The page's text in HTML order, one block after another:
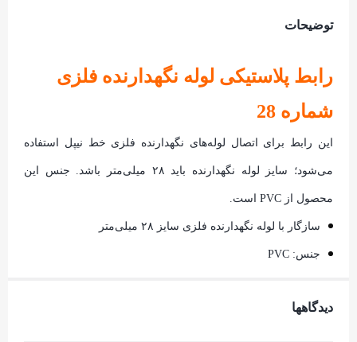
توضیحات
رابط پلاستیکی لوله نگهدارنده فلزی
شماره 28
این رابط برای اتصال لوله‌های نگهدارنده فلزی خط نیپل استفاده
می‌شود؛ سایز لوله نگهدارنده باید ۲۸ میلی‌متر باشد. جنس این
محصول از PVC است.
سازگار با لوله نگهدارنده فلزی سایز ۲۸ میلی‌متر
جنس: PVC
دیدگاهها